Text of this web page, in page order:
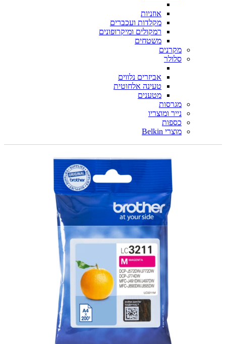
אוזניות
מקלדות ועכברים
רמקולים ומיקרופונים
משטחים
מקרנים
סלולר
אביזרים נלווים
טעינה אלחוטית
מטענים
מגרסות
נייר ומוצריו
כספות
מוצרי Belkin